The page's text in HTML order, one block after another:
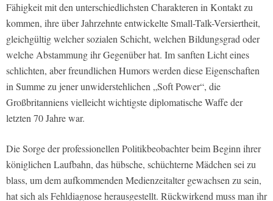
Fähigkeit mit den unterschiedlichsten Charakteren in Kontakt zu
kommen, ihre über Jahrzehnte entwickelte Small-Talk-Versiertheit,
gleichgültig welcher sozialen Schicht, welchen Bildungsgrad oder
welche Abstammung ihr Gegenüber hat. Im sanften Licht eines
schlichten, aber freundlichen Humors werden diese Eigenschaften
in Summe zu jener unwiderstehlichen „Soft Power“, die
Großbritanniens vielleicht wichtigste diplomatische Waffe der
letzten 70 Jahre war.
Die Sorge der professionellen Politikbeobachter beim Beginn ihrer
königlichen Laufbahn, das hübsche, schüchterne Mädchen sei zu
blass, um dem aufkommenden Medienzeitalter gewachsen zu sein,
hat sich als Fehldiagnose herausgestellt. Rückwirkend muss man ihr